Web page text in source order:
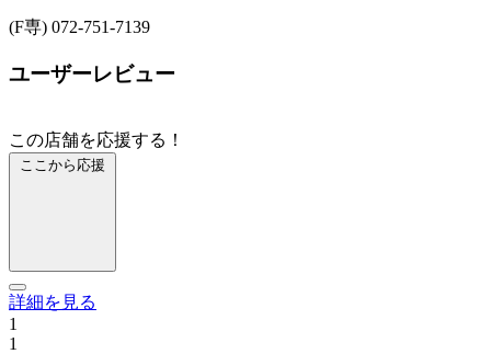
(F専) 072-751-7139
ユーザーレビュー
この店舗を応援する！
ここから応援
詳細を見る
1
1